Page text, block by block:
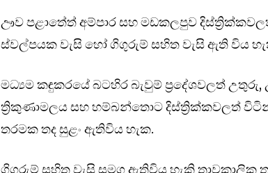
ඌව පළාතේත් අම්පාර සහ මඩකලපුව
ස්වල්පයක වැසි හෝ ගිගුරුම් සහිත වැසි ඇති විය
මධ්‍යම කඳුකරයේ බටහිර බැවුම් ප්‍රදේශවලත්
ත්‍රිකුණාමලය සහ හම්බන්තොට දිස්ත්‍රික්කවලත්
තරමක තද සුළං ඇතිවිය හැක.
ගිගුරුම් සහිත වැසි සමග ඇතිවිය හැකි තාවකාලික